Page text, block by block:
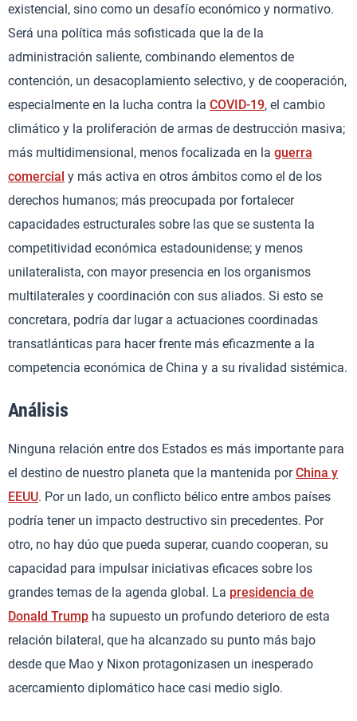
existencial, sino como un desafío económico y normativo.
Será una política más sofisticada que la de la
administración saliente, combinando elementos de
contención, un desacoplamiento selectivo, y de cooperación,
especialmente en la lucha contra la COVID-19, el cambio
climático y la proliferación de armas de destrucción masiva;
más multidimensional, menos focalizada en la guerra
comercial y más activa en otros ámbitos como el de los
derechos humanos; más preocupada por fortalecer
capacidades estructurales sobre las que se sustenta la
competitividad económica estadounidense; y menos
unilateralista, con mayor presencia en los organismos
multilaterales y coordinación con sus aliados. Si esto se
concretara, podría dar lugar a actuaciones coordinadas
transatlánticas para hacer frente más eficazmente a la
competencia económica de China y a su rivalidad sistémica.
Análisis
Ninguna relación entre dos Estados es más importante para
el destino de nuestro planeta que la mantenida porChina y
EEUU. Por un lado, un conflicto bélico entre ambos países
podría tener un impacto destructivo sin precedentes. Por
otro, no hay dúo que pueda superar, cuando cooperan, su
capacidad para impulsar iniciativas eficaces sobre los
grandes temas de la agenda global. La presidencia de
Donald Trump ha supuesto un profundo deterioro de esta
relación bilateral, que ha alcanzado su punto más bajo
desde que Mao y Nixon protagonizasen un inesperado
acercamiento diplomático hace casi medio siglo.